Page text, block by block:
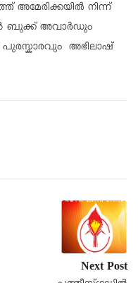
അമേരിക്കയിൽ നിന്ന്
ബുക്ക് അവാർഡും
പുരസ്കാരവും അഭിലാഷ്
Next Post